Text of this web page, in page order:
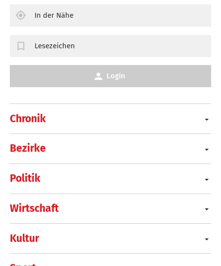
Chronik
Bezirke
Politik
Wirtschaft
Kultur
In der Nähe
Lesezeichen
Login